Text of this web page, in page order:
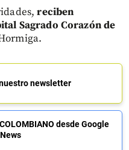
reciben
Sagrado Corazón de
newsletter
desde Google
News